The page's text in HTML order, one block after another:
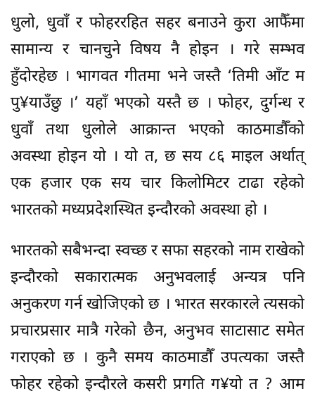
धुलो, धुवाँ र फोहररहित सहर बनाउने कुरा आफैँमा
सामान्य र चानचुने विषय नै होइन । गरे सम्भव
हुँदोरहेछ । भागवत गीतमा भने जस्तै ‘तिमी आँट म
पु¥याउँछु ।’ यहाँ भएको यस्तै छ । फोहर, दुर्गन्ध र
धुवाँ तथा धुलोले आक्रान्त भएको काठमाडौँको
अवस्था होइन यो । यो त, छ सय ८६ माइल अर्थात्
एक हजार एक सय चार किलोमिटर टाढा रहेको
भारतको मध्यप्रदेशस्थित इन्दौरको अवस्था हो ।
भारतको सबैभन्दा स्वच्छ र सफा सहरको नाम राखेको
इन्दौरको सकारात्मक अनुभवलाई अन्यत्र पनि
अनुकरण गर्न खोजिएको छ । भारत सरकारले त्यसको
प्रचारप्रसार मात्रै गरेको छैन, अनुभव साटासाट समेत
गराएको छ । कुनै समय काठमाडौँ उपत्यका जस्तै
फोहर रहेको इन्दौरले कसरी प्रगति ग¥यो त ? आम